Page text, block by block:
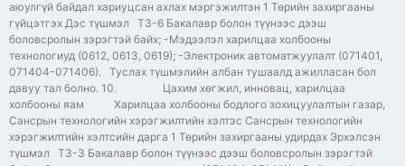
аюулгүй байдал хариуцсан ахлах мэргэжилтэн 1 Төрийн захиргааны
гүйцэтгэх Дэс түшмэл ТЗ-6 Бакалавр болон түүнээс дээш
боловсролын зэрэгтэй байх; -Мэдээлэл харилцаа холбооны
технологиуд (0612, 0613, 0619); -Электроник автоматжуулалт (071401,
071404-071406). Туслах түшмэлийн албан тушаалд ажилласан бол
давуу тал болно. 10. Цахим хөгжил, инновац, харилцаа
холбооны яам Харилцаа холбооны бодлого зохицуулалтын газар,
Сансрын технологийн хэрэгжилтийн хэлтэс Сансрын технологийн
хэрэгжилтийн хэлтсийн дарга 1 Төрийн захиргааны удирдах Эрхэлсэн
түшмэл ТЗ-3 Бакалавр болон түүнээс дээш боловсролын зэрэгтэй